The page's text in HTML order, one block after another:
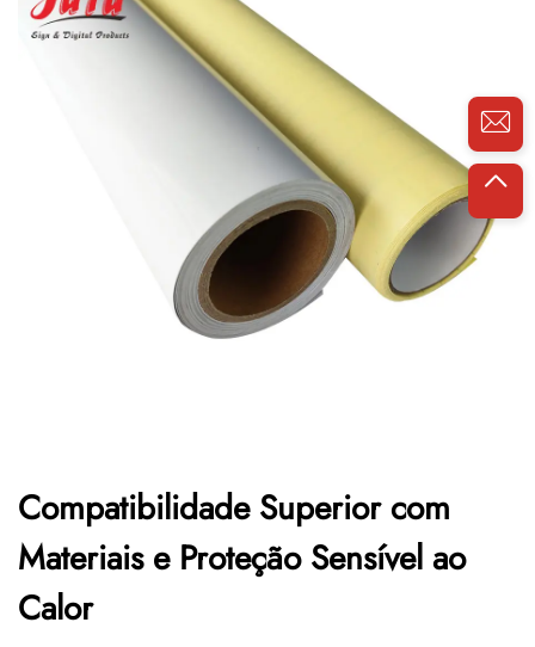
Compatibilidade Superior com
Materiais e Proteção Sensível ao
Calor